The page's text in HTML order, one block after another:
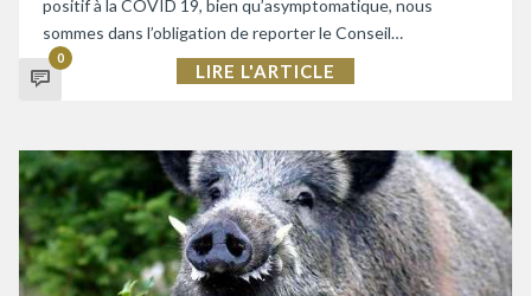
positif à la COVID 19, bien qu’asymptomatique, nous
sommes dans l’obligation de reporter le Conseil…
0
LIRE L'ARTICLE